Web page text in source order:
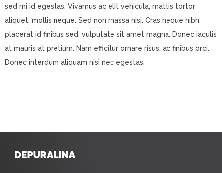
sed mi id egestas. Vivamus ac elit vehicula, mattis tortor
aliquet, mollis neque. Sed non massa nisi. Cras neque nibh,
placerat id finibus sed, vulputate sit amet magna. Donec iaculis
at mauris at pretium. Nam efficitur ornare risus, ac finibus orci.
Donec interdum aliquam nisi nec egestas.